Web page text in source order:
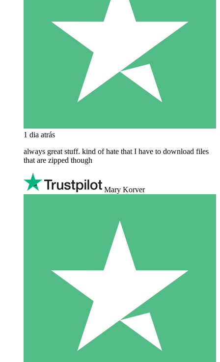
1 dia atrás
always great stuff. kind of hate that I have to download files
that are zipped though
Mary Korver